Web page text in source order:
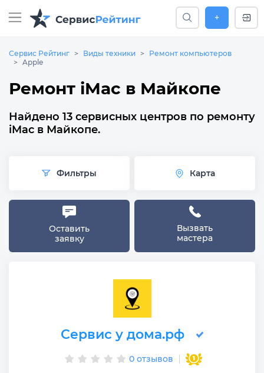
+
Сервис Рейтинг Виды техники
Ремонт компьютеров
Apple
Ремонт iMac в Майкопе
Найдено 13 сервисных центров по ремонту
iMac в Майкопе.
Фильтры Карта
Оставить
заявку
Вызвать
мастера
Сервис у дома.рф
0 отзывов